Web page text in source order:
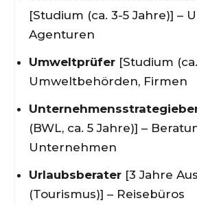
[Studium (ca. 3-5 Jahre)] –
Agenturen
Umweltprüfer[Studium
Umweltbehörden, Firmen
(BWL, ca. 5 Jahre)] –
Unternehmen
Urlaubsberater[3 Jahre
(Tourismus)] – Reisebüros